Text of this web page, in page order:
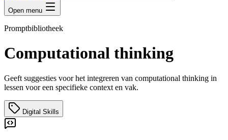
Open menu
Promptbibliotheek
Computational thinking
Geeft suggesties voor het integreren van computational thinking in
lessen voor een specifieke context en vak.
Digital Skills